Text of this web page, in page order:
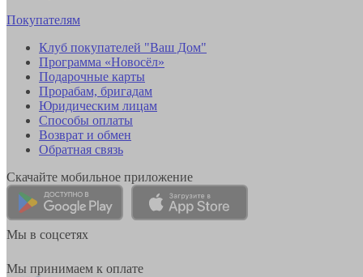
Покупателям
Клуб покупателей "Ваш Дом"
Программа «Новосёл»
Подарочные карты
Прорабам, бригадам
Юридическим лицам
Способы оплаты
Возврат и обмен
Обратная связь
Скачайте мобильное приложение
Мы в соцсетях
Мы принимаем к оплате